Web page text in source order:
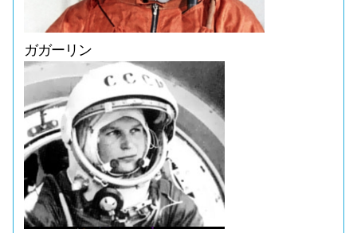
ガガーリン